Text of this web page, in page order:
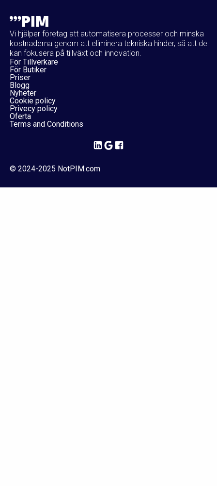
Vi hjälper företag att automatisera processer och minska
kostnaderna genom att eliminera tekniska hinder, så att de
kan fokusera på tillväxt och innovation.
För Tillverkare
För Butiker
Priser
Blogg
Nyheter
Cookie policy
Privecy policy
Oferta
Terms and Conditions
© 2024-2025 NotPIM.com